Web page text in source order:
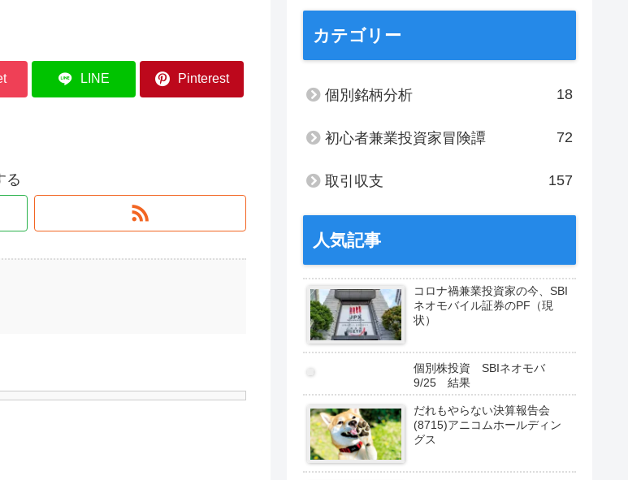
LINE Pinterest
る
カテゴリー
個別銘柄分析 18
初心者兼業投資家冒険譚 72
取引収支 157
人気記事
コロナ禍兼業投資家の今、SBI
ネオモバイル証券のPF（現
状）
個別株投資 SBIネオモバ
9/25 結果
だれもやらない決算報告会
(8715)アニコムホールディン
グス